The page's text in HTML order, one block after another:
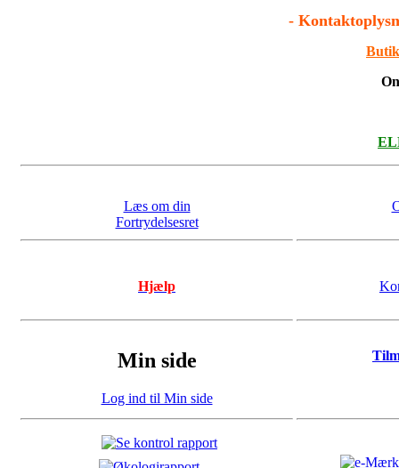
-
Læs om din
Fortrydelsesret
Hjælp
Min side
Log ind til Min side